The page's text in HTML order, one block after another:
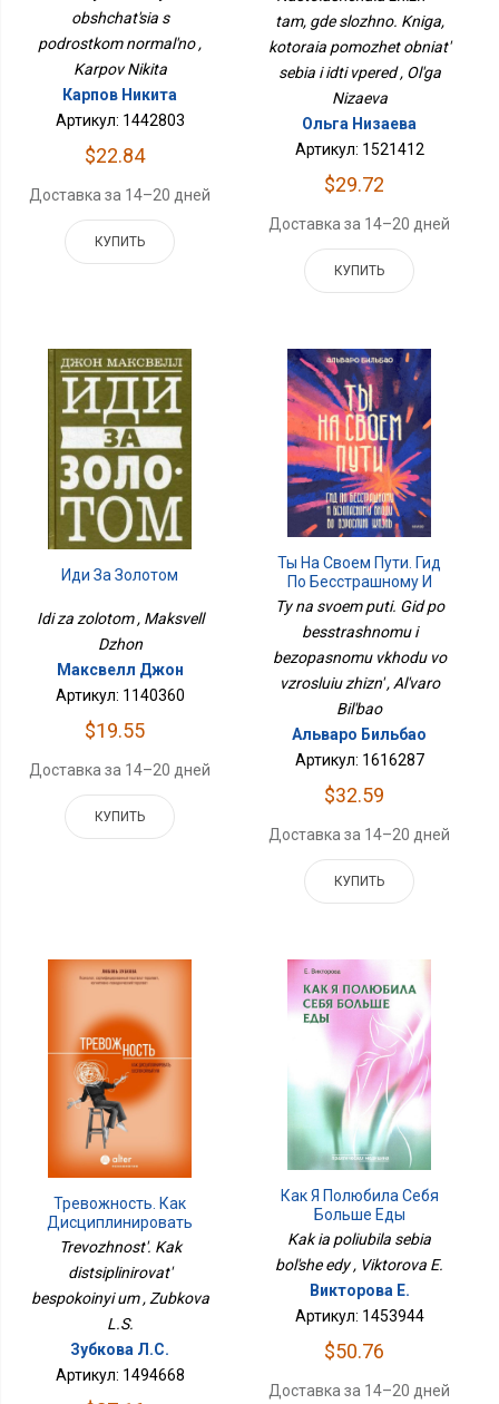
obshchat'sia s
podrostkom normal'no ,
Karpov Nikita
Карпов Никита
Артикул: 1442803
$22.84
Доставка за 14–20 дней
КУПИТЬ
Вперед
tam, gde slozhno. Kniga,
kotoraia pomozhet obniat'
sebia i idti vpered , Ol'ga
Nizaeva
Ольга Низаева
Артикул: 1521412
$29.72
Доставка за 14–20 дней
КУПИТЬ
Иди За Золотом
Idi za zolotom , Maksvell
Dzhon
Максвелл Джон
Артикул: 1140360
$19.55
Доставка за 14–20 дней
КУПИТЬ
Ты На Своем Пути. Гид
По Бесстрашному И
Безопасному Входу Во
Взрослую Жизнь
Ty na svoem puti. Gid po
besstrashnomu i
bezopasnomu vkhodu vo
vzrosluiu zhizn' , Al'varo
Bil'bao
Альваро Бильбао
Артикул: 1616287
$32.59
Доставка за 14–20 дней
КУПИТЬ
Тревожность. Как
Дисциплинировать
Беспокойный Ум
Trevozhnost'. Kak
distsiplinirovat'
bespokoinyi um , Zubkova
L.S.
Зубкова Л.С.
Артикул: 1494668
Как Я Полюбила Себя
Больше Еды
Kak ia poliubila sebia
bol'she edy , Viktorova E.
Викторова Е.
Артикул: 1453944
$50.76
Доставка за 14–20 дней